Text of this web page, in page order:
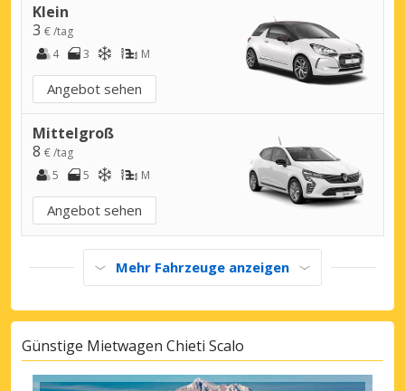
Klein
3 € /tag
4
3 M
Angebot sehen
Mittelgroß
8 € /tag
5
5 M
Angebot sehen
Mehr Fahrzeuge anzeigen
Günstige Mietwagen Chieti Scalo